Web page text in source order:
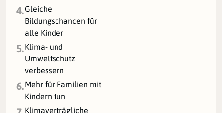
4.Gleiche
Bildungschancen für
alle Kinder
5.Klima- und
Umweltschutz
verbessern
6.Mehr für Familien mit
Kindern tun
Klimaverträgliche